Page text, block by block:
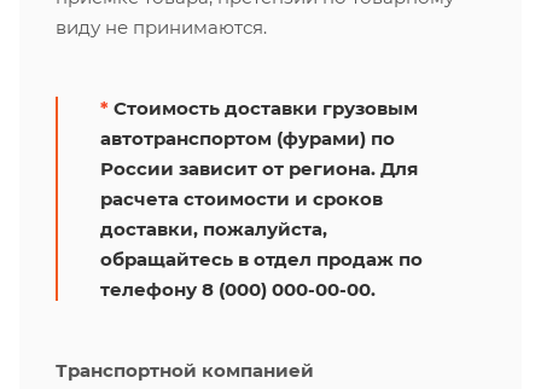
виду не принимаются.
* Стоимость доставки грузовым
автотранспортом (фурами) по
России зависит от региона. Для
расчета стоимости и сроков
доставки, пожалуйста,
обращайтесь в отдел продаж по
телефону 8 (000) 000-00-00.
Транспортной компанией